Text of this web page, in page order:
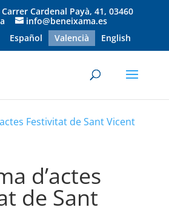
Cardenal Payà, 41, 03460
info@beneixama.es
Español
Valencià English
Festivitat de Sant Vicent
d’actes
de Sant